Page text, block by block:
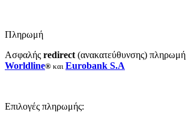
Πληρωμή
Ασφαλής redirect(ανακατεύθυνσης)
Worldline® και Eurobank S.A
Επιλογές πληρωμής: